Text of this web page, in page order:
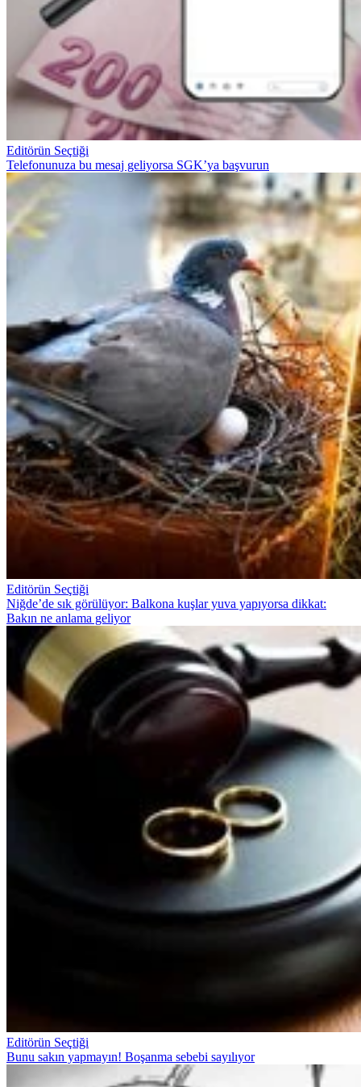
Editörün Seçtiği
Telefonunuza bu mesaj geliyorsa SGK’ya başvurun
Editörün Seçtiği
Niğde’de sık görülüyor: Balkona kuşlar yuva yapıyorsa dikkat:
Bakın ne anlama geliyor
Editörün Seçtiği
Bunu sakın yapmayın! Boşanma sebebi sayılıyor